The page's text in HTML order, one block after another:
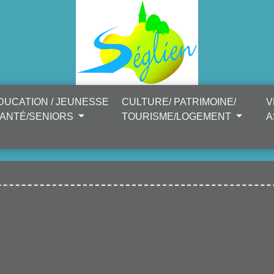
/ JEUNESSE
SENIORS
CULTURE/ PATRIMOINE/
TOURISME/LOGEMENT